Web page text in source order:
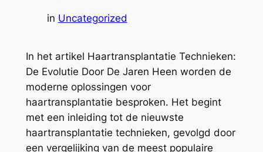
in Uncategorized
In het artikel Haartransplantatie Technieken:
De Evolutie Door De Jaren Heen worden de
moderne oplossingen voor
haartransplantatie besproken. Het begint
met een inleiding tot de nieuwste
haartransplantatie technieken, gevolgd door
een vergelijking van de meest populaire